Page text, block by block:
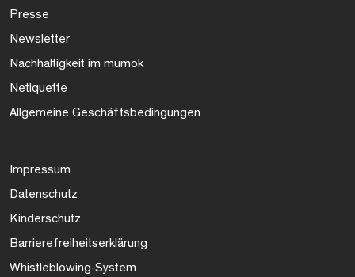
Presse
Newsletter
Nachhaltigkeit im mumok
Netiquette
Allgemeine Geschäftsbedingungen
Impressum
Datenschutz
Kinderschutz
Barrierefreiheitserklärung
Whistleblowing-System